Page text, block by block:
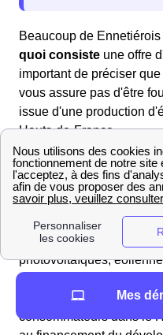
Beaucoup de
quoi consiste une offre
important de préciser
vous assure pas d'être
issue d'une production
Hauts-de-France.
S'abonner à un contrat
cependant aux habitants
voir le fournisseur
l'équivalent de leur
verte (issue d'une
photovoltaïques,
verte et classique. C'est
consommateurs dans le
Mes